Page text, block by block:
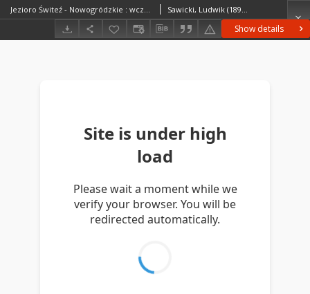
Show details
Jezioro Świteź - Nowogródzkie : wczesny ranek Sawicki, Ludwik (1893–1972)